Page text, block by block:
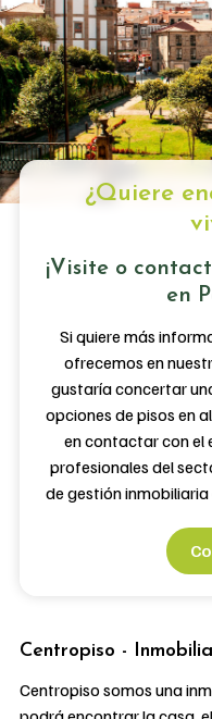
¿Quiere
¡Visite o
en
Si quiere más
ofrecemos en
gustaría concertar
opciones de pisos en
en contactar con el
profesionales del
de gestión
Centropiso -
Centropiso somos una